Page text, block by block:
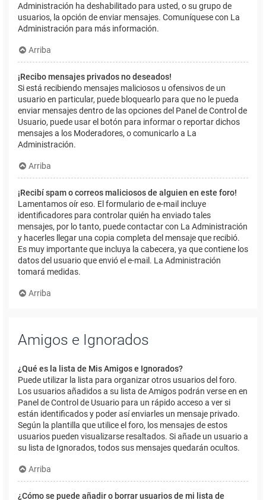
Administración ha deshabilitado para usted, o su grupo de
usuarios, la opción de enviar mensajes. Comuníquese con La
Administración para más información.
Arriba
¡Recibo mensajes privados no deseados!
Si está recibiendo mensajes maliciosos u ofensivos de un
usuario en particular, puede bloquearlo para que no le pueda
enviar mensajes dentro de las opciones del Panel de Control de
Usuario, puede usar el botón para informar o reportar dichos
mensajes a los Moderadores, o comunicarlo a La
Administración.
Arriba
¡Recibí spam o correos maliciosos de alguien en este foro!
Lamentamos oír eso. El formulario de e-mail incluye
identificadores para controlar quién ha enviado tales
mensajes, por lo tanto, puede contactar con La Administración
y hacerles llegar una copia completa del mensaje que recibió.
Es muy importante que incluya la cabecera, ya que contiene los
datos del usuario que envió el e-mail. La Administración
tomará medidas.
Arriba
Amigos e Ignorados
¿Qué es la lista de Mis Amigos e Ignorados?
Puede utilizar la lista para organizar otros usuarios del foro.
Los usuarios añadidos a su lista de Amigos podrán verse en en
Panel de Control de Usuario para un rápido acceso a ver si
están identificados y poder así enviarles un mensaje privado.
Según la plantilla que utilice el foro, los mensajes de estos
usuarios pueden visualizarse resaltados. Si añade un usuario a
su lista de Ignorados, todos sus mensajes quedarán ocultos.
Arriba
¿Cómo se puede añadir o borrar usuarios de mi lista de